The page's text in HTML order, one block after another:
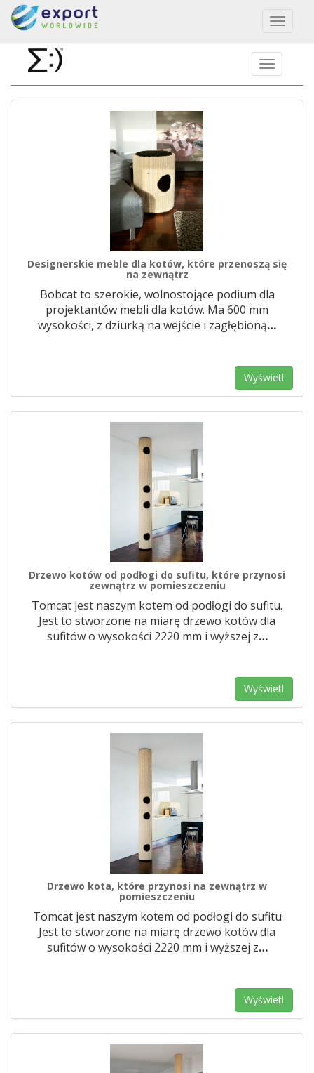
Toggle
Designerskie meble dla kotów, które przenoszą się
na zewnątrz
Bobcat to szerokie, wolnostojące podium dla
projektantów mebli dla kotów. Ma 600 mm
wysokości, z dziurką na wejście i zagłębioną…
Wyświetl
Drzewo kotów od podłogi do sufitu, które przynosi
zewnątrz w pomieszczeniu
Tomcat jest naszym kotem od podłogi do sufitu.
Jest to stworzone na miarę drzewo kotów dla
sufitów o wysokości 2220 mm i wyższej z…
Wyświetl
Drzewo kota, które przynosi na zewnątrz w
pomieszczeniu
Tomcat jest naszym kotem od podłogi do sufitu
Jest to stworzone na miarę drzewo kotów dla
sufitów o wysokości 2220 mm i wyższej z…
Wyświetl